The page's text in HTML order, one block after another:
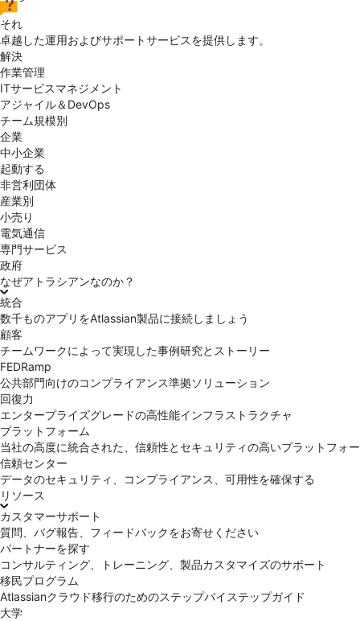
それ
卓越した運用およびサポートサービスを提供します。
解決
作業管理
ITサービスマネジメント
アジャイル＆DevOps
チーム規模別
企業
中小企業
起動する
非営利団体
産業別
小売り
電気通信
専門サービス
政府
なぜアトラシアンなのか？
統合
数千ものアプリをAtlassian製品に接続しましょう
顧客
チームワークによって実現した事例研究とストーリー
FEDRamp
公共部門向けのコンプライアンス準拠ソリューション
回復力
エンタープライズグレードの高性能インフラストラクチャ
プラットフォーム
当社の高度に統合された、信頼性とセキュリティの高いプラットフォ
信頼センター
データのセキュリティ、コンプライアンス、可用性を確保する
リソース
カスタマーサポート
質問、バグ報告、フィードバックをお寄せください
パートナーを探す
コンサルティング、トレーニング、製品カスタマイズのサポート
移民プログラム
Atlassianクラウド移行のためのステップバイステップガイド
大学